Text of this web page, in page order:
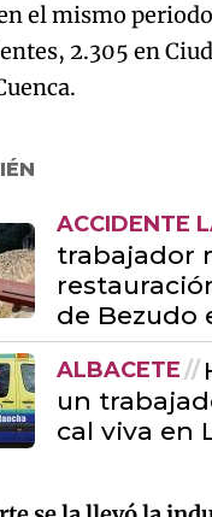
el mismo
2.305 en
ACCIDENTE
trabajador
de Bezudo
ALBACETE
un
cal viva en